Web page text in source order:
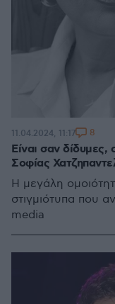
Είναι σαν
Σοφίας
Η μεγάλη
στιγμιότυπα που
media
11.04.2024, 11:17 8